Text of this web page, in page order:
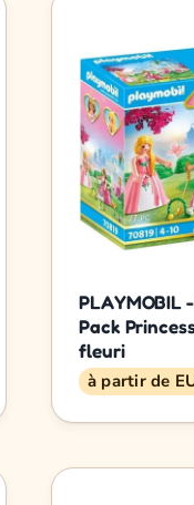
PLAYMOBIL
Pack
fleuri
à partir de